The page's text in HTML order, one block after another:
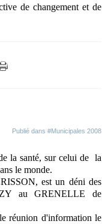
de changement et de
Publié dans #Municipales 2008
la santé, sur celui de la
le monde.
est un déni des
au GRENELLE de
réunion d'information le